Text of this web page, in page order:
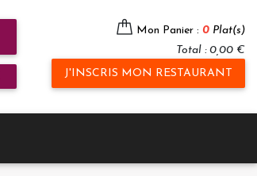
Mon Panier : 0 Plat(s)
Total : 0,00 €
J'INSCRIS MON RESTAURANT